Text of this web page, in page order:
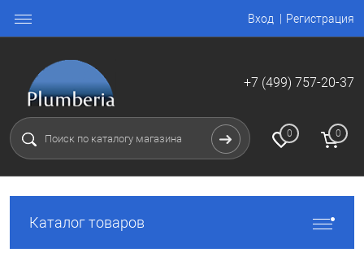
Вход Регистрация
+7 (499) 757-20-37
0 0
Каталог товаров